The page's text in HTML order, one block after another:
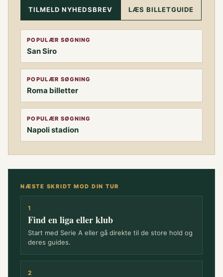
TILMELD NYHEDSBREV LÆS BILLETGUIDE
POPULÆR SØGNING
San Siro
POPULÆR SØGNING
Roma billetter
POPULÆR SØGNING
Napoli stadion
NÆSTE SKRIDT MOD DIN TUR
1
Find en liga eller klub
Start med Serie A eller gå direkte til de store hold og
deres guides.
2